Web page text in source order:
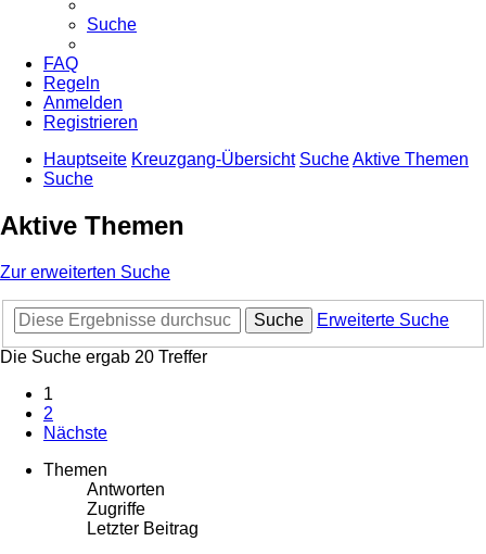
Suche
FAQ
Regeln
Anmelden
Registrieren
Hauptseite Kreuzgang-Übersicht SucheAktive Themen
Suche
Aktive Themen
Zur erweiterten Suche
Suche
Erweiterte Suche
Die Suche ergab 20 Treffer
1
2
Nächste
Themen
Antworten
Zugriffe
Letzter Beitrag